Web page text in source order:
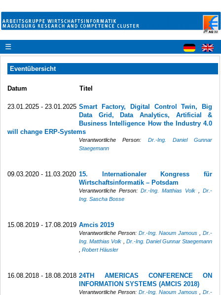
☰
Eventübersicht
Datum Titel
23.01.2025 - 23.01.2025 Smart Factory, Digital Control Twin, Big
Data Grid, Data Analytics, Artificial &
Business Intelligence How the Industry 4.0
will change ERP-Systems
Verantwortliche Person: Dr.-Ing. Daniel Gunnar
Staegemann
09.03.2020 - 11.03.2020 15. Internationaler Kongress für
Wirtschaftsinformatik – Potsdam
Verantwortliche Person:Dr.-Ing. Matthias Volk ,Dr.-
Ing. Sascha Bosse
15.08.2019 - 17.08.2019 Amcis 2019
Verantwortliche Person:Dr.-Ing. Naoum Jamous ,Dr.-
Ing. Matthias Volk
Dr.-Ing. Daniel Gunnar Staegemann
,Robert Häusler
16.08.2018 - 18.08.2018 24TH AMERICAS CONFERENCE ON
INFORMATION SYSTEMS (AMCIS 2018)
Verantwortliche Person:Dr.-Ing. Naoum Jamous ,Dr.-